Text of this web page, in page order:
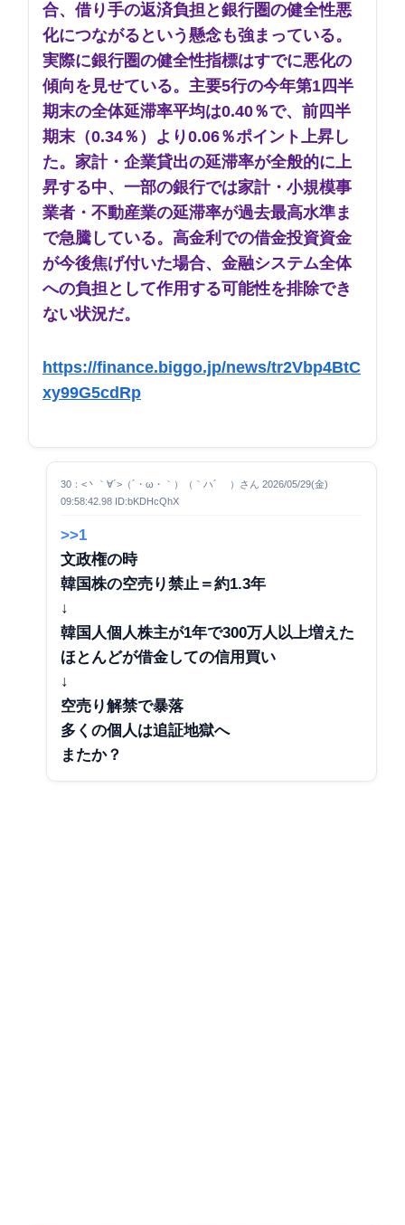
合、借り手の返済負担と銀行圏の健全性悪
化につながるという懸念も強まっている。
実際に銀行圏の健全性指標はすでに悪化の
傾向を見せている。主要5行の今年第1四半
期末の全体延滞率平均は0.40％で、前四半
期末（0.34％）より0.06％ポイント上昇し
た。家計・企業貸出の延滞率が全般的に上
昇する中、一部の銀行では家計・小規模事
業者・不動産業の延滞率が過去最高水準ま
で急騰している。高金利での借金投資資金
が今後焦げ付いた場合、金融システム全体
への負担として作用する可能性を排除でき
ない状況だ。
https://finance.biggo.jp/news/tr2Vbp4BtC
xy99G5cdRp
30：<丶｀∀´>（´・ω・｀）（｀ハ´ ）さん 2026/05/29(金)
09:58:42.98 ID:bKDHcQhX
>>1
文政権の時
韓国株の空売り禁止＝約1.3年
↓
韓国人個人株主が1年で300万人以上増えた
ほとんどが借金しての信用買い
↓
空売り解禁で暴落
多くの個人は追証地獄へ
またか？